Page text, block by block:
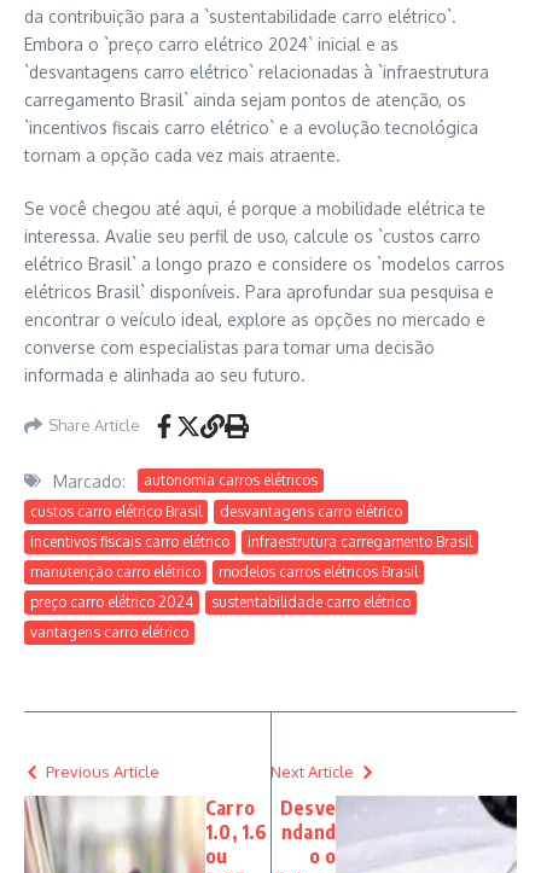
da contribuição para a `sustentabilidade carro elétrico`.
Embora o `preço carro elétrico 2024` inicial e as
`desvantagens carro elétrico` relacionadas à `infraestrutura
carregamento Brasil` ainda sejam pontos de atenção, os
`incentivos fiscais carro elétrico` e a evolução tecnológica
tornam a opção cada vez mais atraente.
Se você chegou até aqui, é porque a mobilidade elétrica te
interessa. Avalie seu perfil de uso, calcule os `custos carro
elétrico Brasil` a longo prazo e considere os `modelos carros
elétricos Brasil` disponíveis. Para aprofundar sua pesquisa e
encontrar o veículo ideal, explore as opções no mercado e
converse com especialistas para tomar uma decisão
informada e alinhada ao seu futuro.
Share Article
Marcado:
autonomia carros elétricos
custos carro elétrico Brasil
desvantagens carro elétrico
incentivos fiscais carro elétrico
infraestrutura carregamento Brasil
manutenção carro elétrico
modelos carros elétricos Brasil
preço carro elétrico 2024
sustentabilidade carro elétrico
vantagens carro elétrico
Previous Article
Carro
1.0, 1.6
ou
Next Article
Desve
ndand
o o